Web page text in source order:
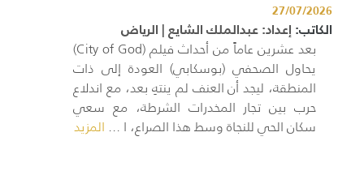
27/07/2026
الكاتب:إعداد: عبدالملك الشايع | الرياض
بعد عشرين عاماً من أحداث فيلم (City of God)
يحاول الصحفي (بوسكابي) العودة إلى ذات
المنطقة، ليجد أن العنف لم ينتهِ بعد، مع اندلاع
حرب بين تجار المخدرات الشرطة، مع سعي
سكان الحي للنجاة وسط هذا الصراع، ا ...المزيد